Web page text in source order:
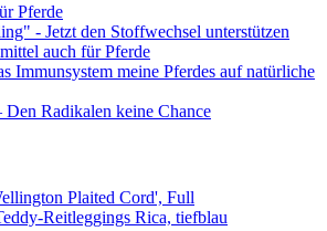
Pferde
- Jetzt den Stoffwechsel unterstützen
auch für Pferde
Immunsystem meine Pferdes auf natürliche
Radikalen keine Chance
Plaited Cord', Full
Reitleggings Rica, tiefblau